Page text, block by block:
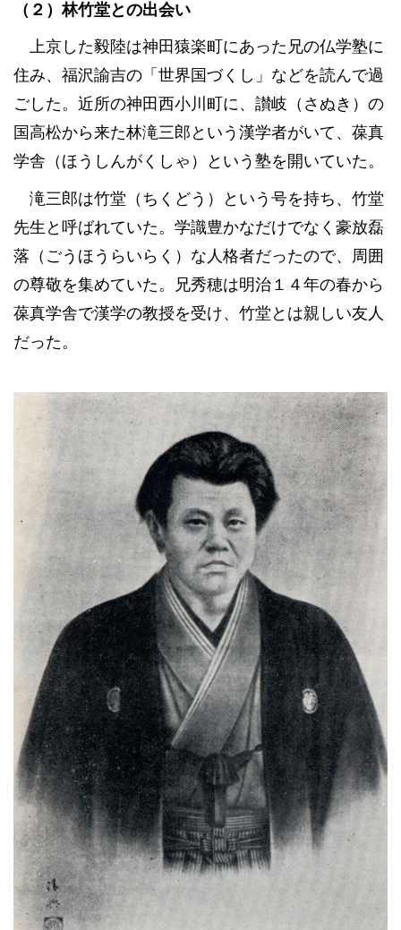
（２）林竹堂との出会い
上京した毅陸は神田猿楽町にあった兄の仏学塾に
住み、福沢諭吉の「世界国づくし」などを読んで過
ごした。近所の神田西小川町に、讃岐（さぬき）の
国高松から来た林滝三郎という漢学者がいて、葆真
学舎（ほうしんがくしゃ）という塾を開いていた。
滝三郎は竹堂（ちくどう）という号を持ち、竹堂
先生と呼ばれていた。学識豊かなだけでなく豪放磊
落（ごうほうらいらく）な人格者だったので、周囲
の尊敬を集めていた。兄秀穂は明治１４年の春から
葆真学舎で漢学の教授を受け、竹堂とは親しい友人
だった。